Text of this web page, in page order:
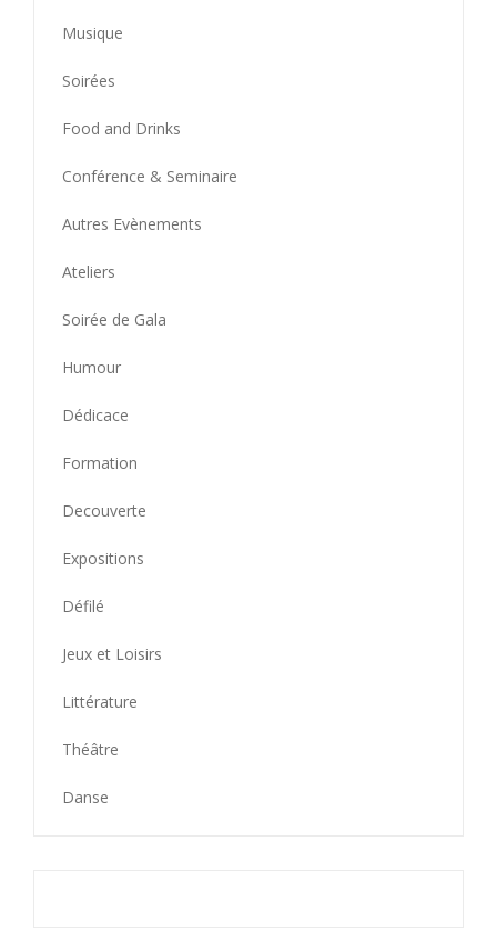
Musique
Soirées
Food and Drinks
Conférence & Seminaire
Autres Evènements
Ateliers
Soirée de Gala
Humour
Dédicace
Formation
Decouverte
Expositions
Défilé
Jeux et Loisirs
Littérature
Théâtre
Danse